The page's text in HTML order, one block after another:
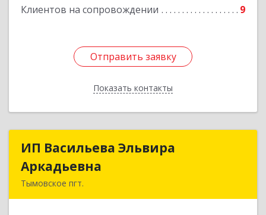
Клиентов на сопровождении 9
Отправить заявку
Показать контакты
Отправить заявку
Назад
ИП Васильева Эльвира
Аркадьевна
Тымовское пгт.
ИП Васильева Эльвира